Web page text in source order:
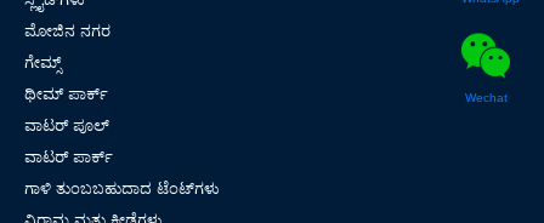
ಮೋಜಿನ ನಗರ
ಗೇಮ್ಸ್
ಥೀಮ್ ಪಾರ್ಕ್
ವಾಟರ್ ಪೂಲ್
ವಾಟರ್ ಪಾರ್ಕ್
ಗಾಳಿ ತುಂಬಬಹುದಾದ ಟೆಂಟ್‌ಗಳು
Wechat